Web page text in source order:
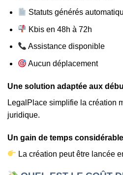
Statuts générés
Kbis en 48h à 72h
Assistance disponible
Aucun déplacement
Une solution adaptée aux
LegalPlace simplifie la création
juridique.
Un gain de temps considérable
La création peut être lancée